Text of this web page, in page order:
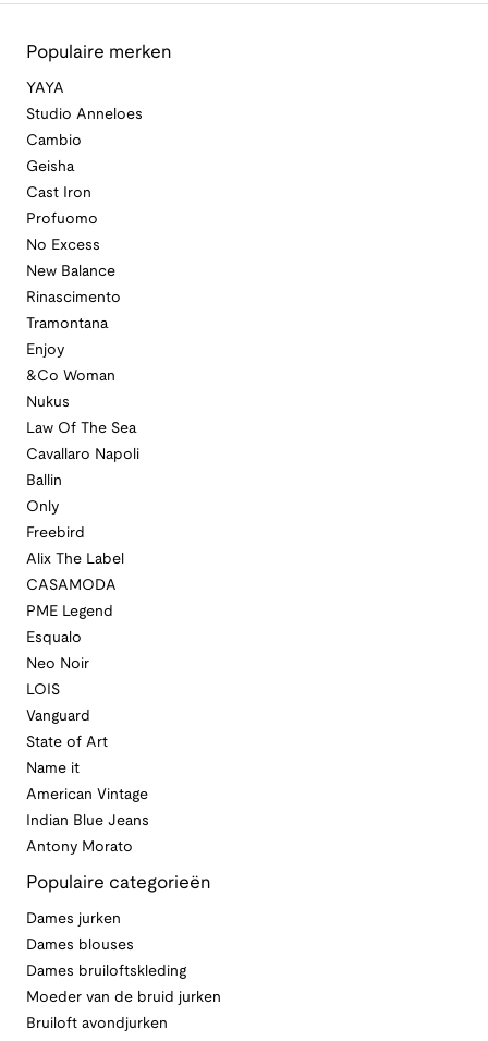
Populaire merken
YAYA
Studio Anneloes
Cambio
Geisha
Cast Iron
Profuomo
No Excess
New Balance
Rinascimento
Tramontana
Enjoy
&Co Woman
Nukus
Law Of The Sea
Cavallaro Napoli
Ballin
Only
Freebird
Alix The Label
CASAMODA
PME Legend
Esqualo
Neo Noir
LOIS
Vanguard
State of Art
Name it
American Vintage
Indian Blue Jeans
Antony Morato
Populaire categorieën
Dames jurken
Dames blouses
Dames bruiloftskleding
Moeder van de bruid jurken
Bruiloft avondjurken